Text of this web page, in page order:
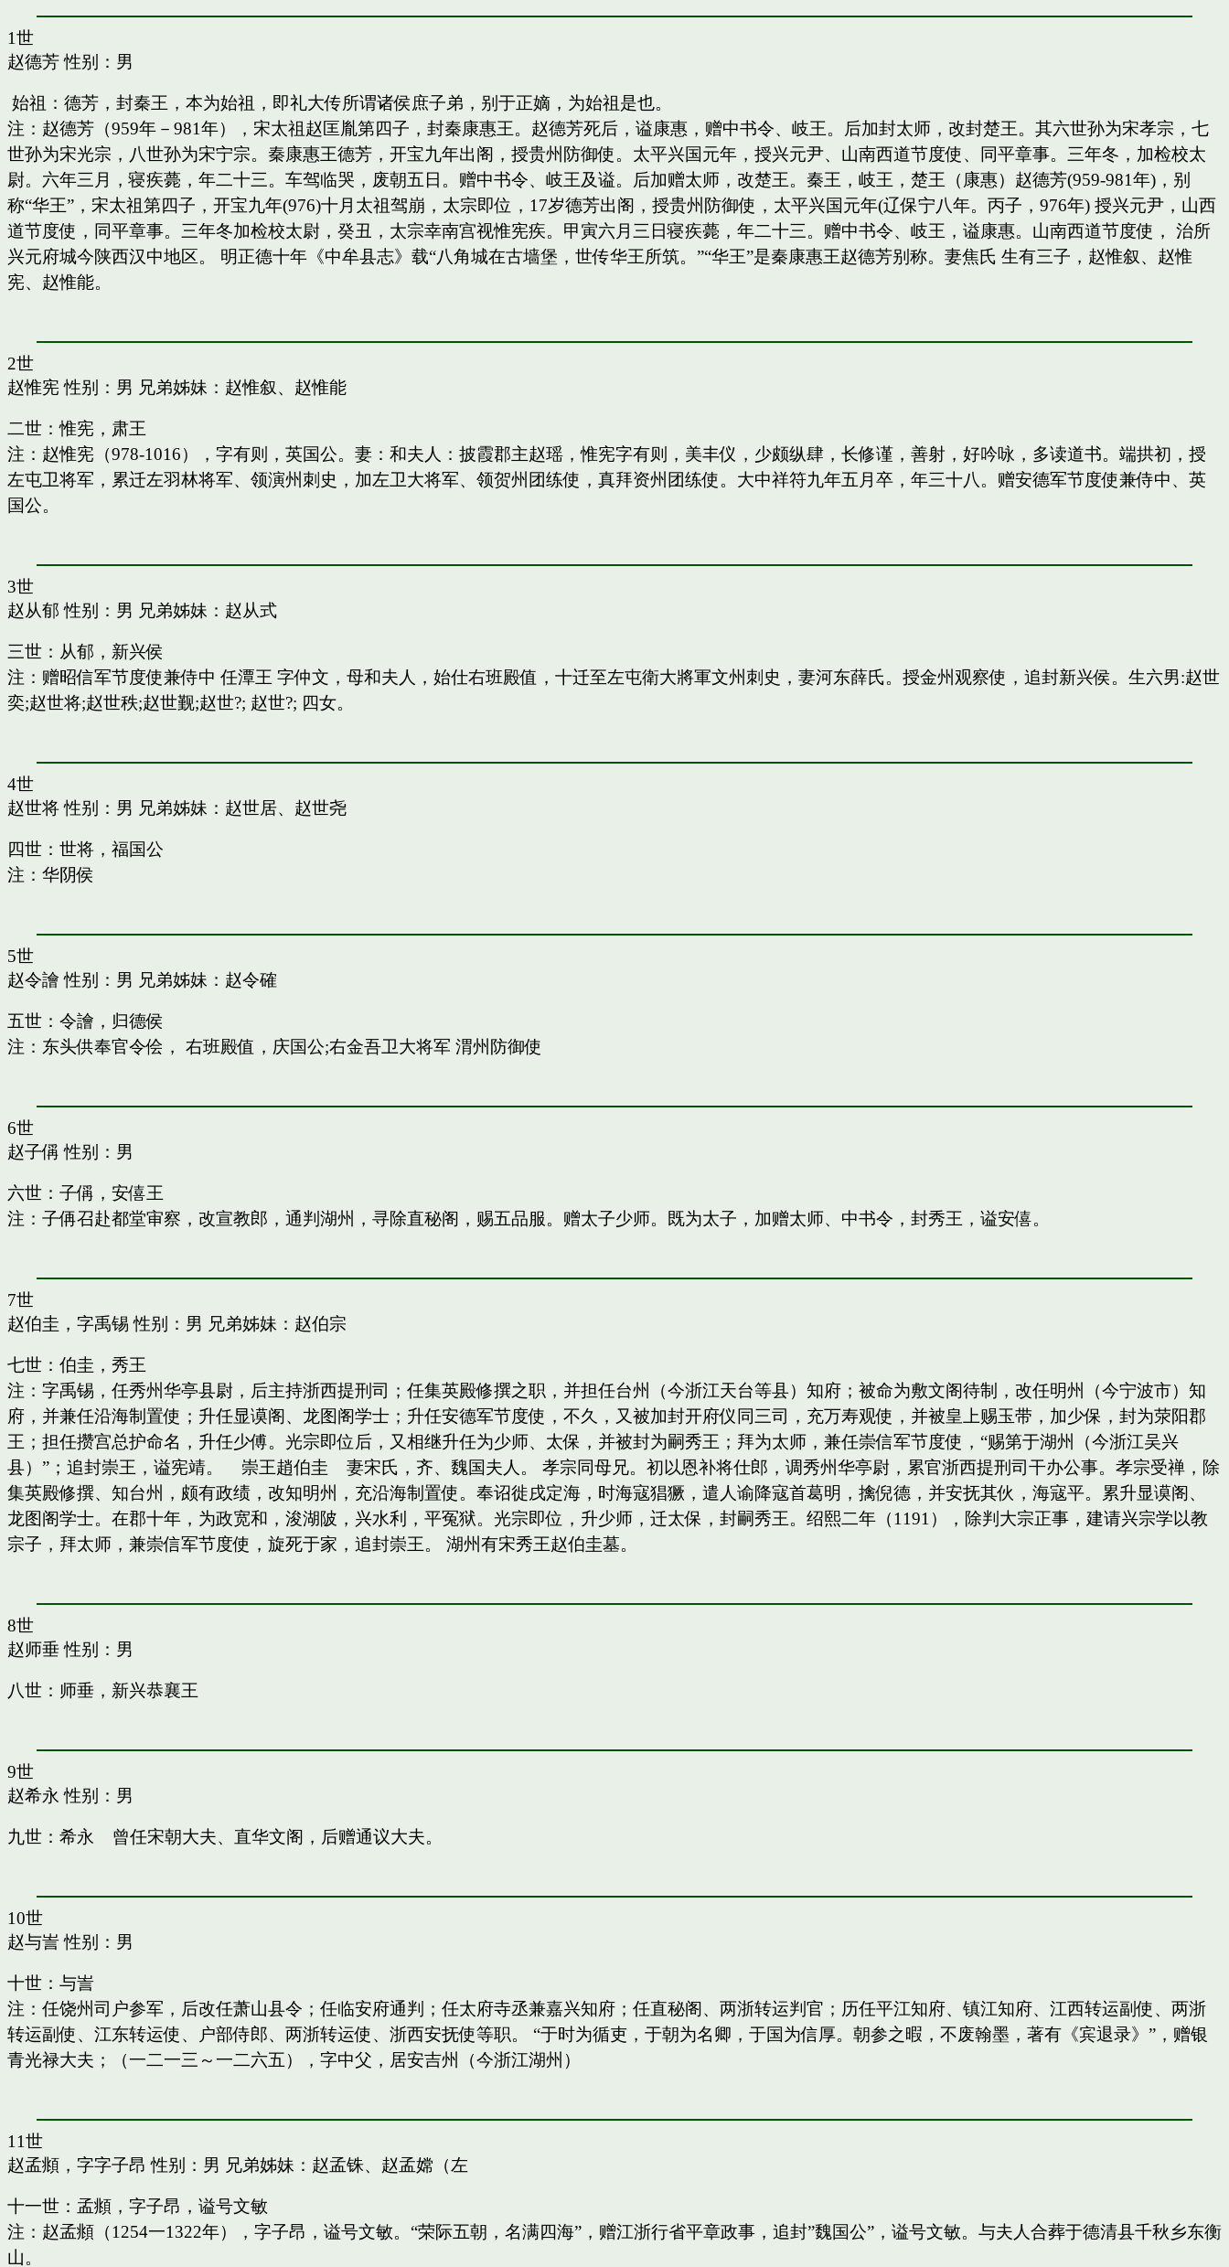
1世
赵德芳性别：男
始祖：德芳，封秦王，本为始祖，即礼大传所谓诸侯庶子弟，别于正嫡，为始祖是也。
注：赵德芳（959年－981年），宋太祖赵匡胤第四子，封秦康惠王。赵德芳死后，谥康惠，赠中书令、岐王。后加封太师，改封楚王。其六世孙为宋孝宗，七
世孙为宋光宗，八世孙为宋宁宗。秦康惠王德芳，开宝九年出阁，授贵州防御使。太平兴国元年，授兴元尹、山南西道节度使、同平章事。三年冬，加检校太
尉。六年三月，寝疾薨，年二十三。车驾临哭，废朝五日。赠中书令、岐王及谥。后加赠太师，改楚王。秦王，岐王，楚王（康惠）赵德芳(959-981年)，别
称“华王”，宋太祖第四子，开宝九年(976)十月太祖驾崩，太宗即位，17岁德芳出阁，授贵州防御使，太平兴国元年(辽保宁八年。丙子，976年) 授兴元尹，山西
道节度使，同平章事。三年冬加检校太尉，癸丑，太宗幸南宫视惟宪疾。甲寅六月三日寝疾薨，年二十三。赠中书令、岐王，谥康惠。山南西道节度使， 治所
兴元府城今陕西汉中地区。 明正德十年《中牟县志》载“八角城在古墙堡，世传华王所筑。”“华王”是秦康惠王赵德芳别称。妻焦氏 生有三子，赵惟叙、赵惟
宪、赵惟能。
2世
赵惟宪 性别：男 兄弟姊妹： 赵惟叙、 赵惟能
二世：惟宪，肃王
注：赵惟宪（978-1016），字有则，英国公。妻：和夫人：披霞郡主赵瑶，惟宪字有则，美丰仪，少颇纵肆，长修谨，善射，好吟咏，多读道书。端拱初，授
左屯卫将军，累迁左羽林将军、领演州刺史，加左卫大将军、领贺州团练使，真拜资州团练使。大中祥符九年五月卒，年三十八。赠安德军节度使兼侍中、英
国公。
3世
赵从郁 性别：男 兄弟姊妹： 赵从式
三世：从郁，新兴侯
注：赠昭信军节度使兼侍中 任潭王 字仲文，母和夫人，始仕右班殿值，十迁至左屯衛大將軍文州刺史，妻河东薛氏。授金州观察使，追封新兴侯。生六男:赵世
奕;赵世将;赵世秩;赵世觐;赵世?; 赵世?; 四女。
4世
赵世将性别：男 兄弟姊妹： 赵世居、 赵世尧
四世：世将，福国公
注：华阴侯
5世
赵令譮 性别：男 兄弟姊妹： 赵令確
五世：令譮，归德侯
注：东头供奉官令侩， 右班殿值，庆国公;右金吾卫大将军 渭州防御使
6世
赵子偁 性别：男
六世：子偁，安僖王
注：子侢召赴都堂审察，改宣教郎，通判湖州，寻除直秘阁，赐五品服。赠太子少师。既为太子，加赠太师、中书令，封秀王，谥安僖。
7世
赵伯圭，字禹锡 性别：男 兄弟姊妹： 赵伯宗
七世：伯圭，秀王
注：字禹锡，任秀州华亭县尉，后主持浙西提刑司；任集英殿修撰之职，并担任台州（今浙江天台等县）知府；被命为敷文阁待制，改任明州（今宁波市）知
府，并兼任沿海制置使；升任显谟阁、龙图阁学士；升任安德军节度使，不久，又被加封开府仪同三司，充万寿观使，并被皇上赐玉带，加少保，封为荥阳郡
王；担任攒宫总护命名，升任少傅。光宗即位后，又相继升任为少师、太保，并被封为嗣秀王；拜为太师，兼任崇信军节度使，“赐第于湖州（今浙江吴兴
县）”；追封崇王，谥宪靖。 崇王趙伯圭 妻宋氏，齐、魏国夫人。 孝宗同母兄。初以恩补将仕郎，调秀州华亭尉，累官浙西提刑司干办公事。孝宗受禅，除
集英殿修撰、知台州，颇有政绩，改知明州，充沿海制置使。奉诏徙戌定海，时海寇猖獗，遣人谕降寇首葛明，擒倪德，并安抚其伙，海寇平。累升显谟阁、
龙图阁学士。在郡十年，为政宽和，浚湖陂，兴水利，平冤狱。光宗即位，升少师，迁太保，封嗣秀王。绍熙二年（1191），除判大宗正事，建请兴宗学以教
宗子，拜太师，兼崇信军节度使，旋死于家，追封崇王。 湖州有宋秀王赵伯圭墓。
8世
赵师垂性别：男
八世：师垂，新兴恭襄王
9世
赵希永 性别：男
九世：希永 曾任宋朝大夫、直华文阁，后赠通议大夫。
10世
赵与訔性别：男
十世：与訔
注：任饶州司户参军，后改任萧山县令；任临安府通判；任太府寺丞兼嘉兴知府；任直秘阁、两浙转运判官；历任平江知府、镇江知府、江西转运副使、两浙
转运副使、江东转运使、户部侍郎、两浙转运使、浙西安抚使等职。 “于时为循吏，于朝为名卿，于国为信厚。朝参之暇，不废翰墨，著有《宾退录》”，赠银
青光禄大夫；（一二一三～一二六五），字中父，居安吉州（今浙江湖州）
11世
赵孟頫，字字子昂 性别：男 兄弟姊妹： 赵孟铢、 赵孟嫦（左
十一世：孟頫，字子昂，谥号文敏
注：赵孟頫（1254一1322年），字子昂，谥号文敏。“荣际五朝，名满四海”，赠江浙行省平章政事，追封”魏国公”，谥号文敏。与夫人合葬于德清县千秋乡东衡
山。